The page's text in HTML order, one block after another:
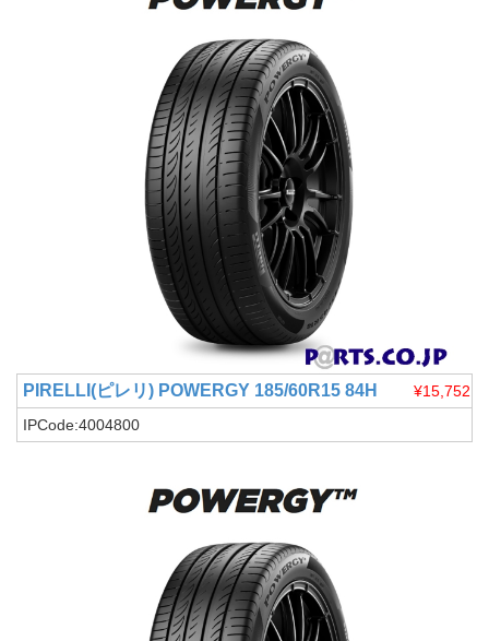
PIRELLI(ピレリ) POWERGY 185/60R15 84H
¥15,752
IPCode:4004800